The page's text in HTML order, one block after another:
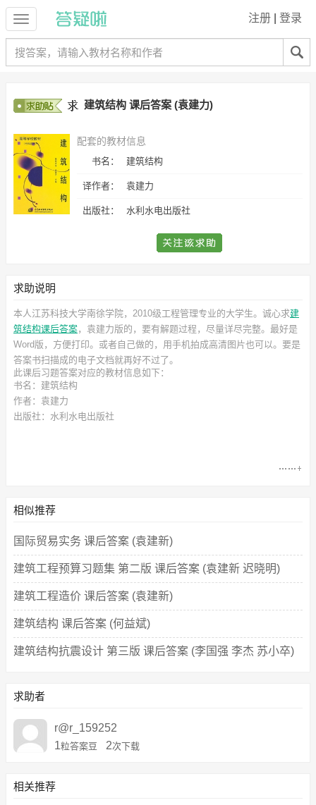
注册 登录
建筑结构 课后答案 (袁建力)
配套的教材信息
书名： 建筑结构
译作者： 袁建力
出版社： 水利水电出版社
求助说明
本人江苏科技大学南徐学院，2010级工程管理专业的大学生。诚心求建
筑结构课后答案，袁建力版的，要有解题过程，尽量详尽完整。最好是
Word版，方便打印。或者自己做的，用手机拍成高清图片也可以。要是
答案书扫描成的电子文档就再好不过了。
此课后习题答案对应的教材信息如下：
书名：建筑结构
作者：袁建力
出版社：水利水电出版社
相似推荐
国际贸易实务 课后答案 (袁建新)
建筑工程预算习题集 第二版 课后答案 (袁建新 迟晓明)
建筑工程造价 课后答案 (袁建新)
建筑结构 课后答案 (何益斌)
建筑结构抗震设计 第三版 课后答案 (李国强 李杰 苏小卒)
求助者
r@r_159252
1粒答案豆 2次下载
相关推荐